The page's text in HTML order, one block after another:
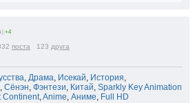
+4
поста 123 друга
, Драма, Исекай, История,
, Сёнэн, Фэнтези, Китай, Sparkly Key Animation
Continent,Anime, Аниме, Full HD